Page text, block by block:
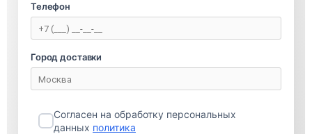
Телефон
Город доставки
Согласен на обработку персональных
данных политика